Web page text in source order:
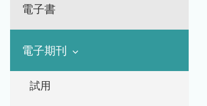
電子書
電子期刊
試用